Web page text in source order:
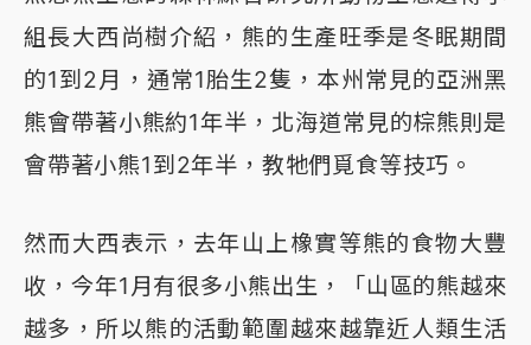
組長大西尚樹介紹，熊的生產旺季是冬眠期間
的1到2月，通常1胎生2隻，本州常見的亞洲黑
熊會帶著小熊約1年半，北海道常見的棕熊則是
會帶著小熊1到2年半，教牠們覓食等技巧。
然而大西表示，去年山上橡實等熊的食物大豐
收，今年1月有很多小熊出生，「山區的熊越來
越多，所以熊的活動範圍越來越靠近人類生活